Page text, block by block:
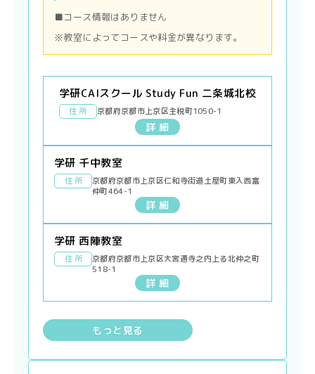
■コース情報はありません
※教室によってコースや料金が異なります。
学研CAIスクール Study Fun 二条城北校
住 所 京都府京都市上京区主税町1050-1
詳 細
学研 千中教室
住 所
京都府京都市上京区仁和寺街道土屋町東入西富
仲町464-1
詳 細
学研 西陣教室
住 所
京都府京都市上京区大宮通寺之内上る北仲之町
518-1
詳 細
もっと見る